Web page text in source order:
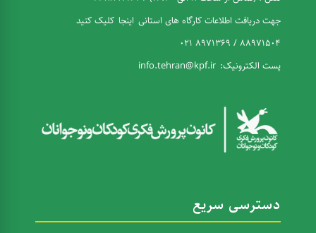
جهت دریافت اطلاعات کارگاه های استانی اینجا کلیک کنید
88971504 / 8971369 021
پست الکترونیک: info.tehran@kpf.ir
دسترسی سریع